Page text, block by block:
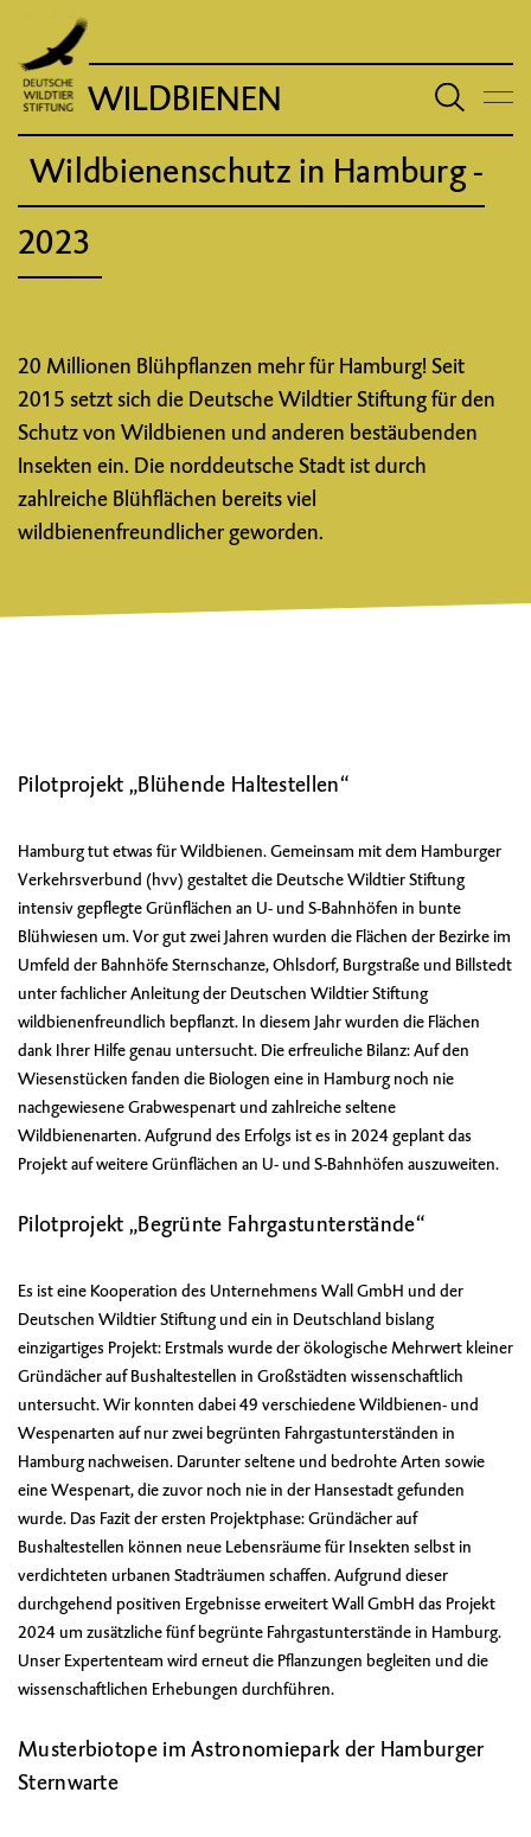
WILDBIENEN
Wildbienenschutz in Hamburg -
2023
20 Millionen Blühpflanzen mehr für Hamburg! Seit
2015 setzt sich die Deutsche Wildtier Stiftung für den
Schutz von Wildbienen und anderen bestäubenden
Insekten ein. Die norddeutsche Stadt ist durch
zahlreiche Blühflächen bereits viel
wildbienenfreundlicher geworden.
Pilotprojekt „Blühende Haltestellen“
Hamburg tut etwas für Wildbienen. Gemeinsam mit dem Hamburger
Verkehrsverbund (hvv) gestaltet die Deutsche Wildtier Stiftung
intensiv gepflegte Grünflächen an U- und S-Bahnhöfen in bunte
Blühwiesen um. Vor gut zwei Jahren wurden die Flächen der Bezirke im
Umfeld der Bahnhöfe Sternschanze, Ohlsdorf, Burgstraße und Billstedt
unter fachlicher Anleitung der Deutschen Wildtier Stiftung
wildbienenfreundlich bepflanzt. In diesem Jahr wurden die Flächen
dank Ihrer Hilfe genau untersucht. Die erfreuliche Bilanz: Auf den
Wiesenstücken fanden die Biologen eine in Hamburg noch nie
nachgewiesene Grabwespenart und zahlreiche seltene
Wildbienenarten. Aufgrund des Erfolgs ist es in 2024 geplant das
Projekt auf weitere Grünflächen an U- und S-Bahnhöfen auszuweiten.
Pilotprojekt „Begrünte Fahrgastunterstände“
Es ist eine Kooperation des Unternehmens Wall GmbH und der
Deutschen Wildtier Stiftung und ein in Deutschland bislang
einzigartiges Projekt: Erstmals wurde der ökologische Mehrwert kleiner
Gründächer auf Bushaltestellen in Großstädten wissenschaftlich
untersucht. Wir konnten dabei 49 verschiedene Wildbienen- und
Wespenarten auf nur zwei begrünten Fahrgastunterständen in
Hamburg nachweisen. Darunter seltene und bedrohte Arten sowie
eine Wespenart, die zuvor noch nie in der Hansestadt gefunden
wurde. Das Fazit der ersten Projektphase: Gründächer auf
Bushaltestellen können neue Lebensräume für Insekten selbst in
verdichteten urbanen Stadträumen schaffen. Aufgrund dieser
durchgehend positiven Ergebnisse erweitert Wall GmbH das Projekt
2024 um zusätzliche fünf begrünte Fahrgastunterstände in Hamburg.
Unser Expertenteam wird erneut die Pflanzungen begleiten und die
wissenschaftlichen Erhebungen durchführen.
Musterbiotope im Astronomiepark der Hamburger
Sternwarte